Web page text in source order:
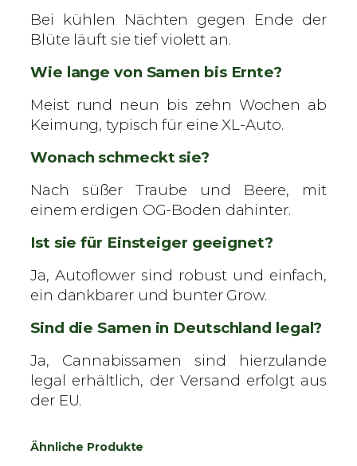
Bei kühlen Nächten gegen Ende der
Blüte läuft sie tief violett an.
Wie lange von Samen bis Ernte?
Meist rund neun bis zehn Wochen ab
Keimung, typisch für eine XL-Auto.
Wonach schmeckt sie?
Nach süßer Traube und Beere, mit
einem erdigen OG-Boden dahinter.
Ist sie für Einsteiger geeignet?
Ja, Autoflower sind robust und einfach,
ein dankbarer und bunter Grow.
Sind die Samen in Deutschland legal?
Ja, Cannabissamen sind hierzulande
legal erhältlich, der Versand erfolgt aus
der EU.
Ähnliche Produkte